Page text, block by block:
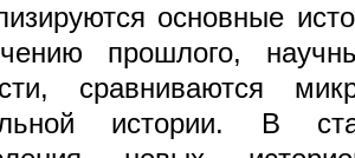
основные
прошлого,
сравниваются
истории. В